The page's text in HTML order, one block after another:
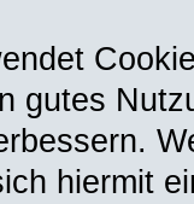
gutes
hiermit